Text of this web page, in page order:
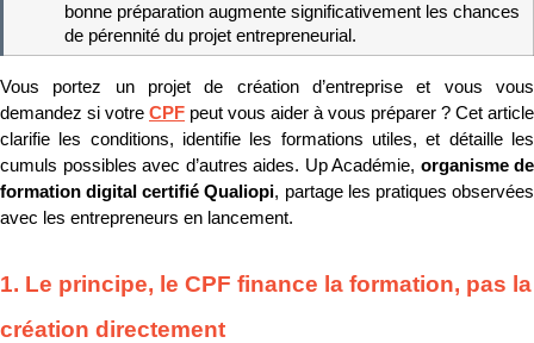
bonne préparation augmente significativement les chances
de pérennité du projet entrepreneurial.
Vous portez un projet de création d’entreprise et vous vous
demandez si votre CPF peut vous aider à vous préparer ? Cet article
clarifie les conditions, identifie les formations utiles, et détaille les
cumuls possibles avec d’autres aides. Up Académie, organisme de
formation digital certifié Qualiopi, partage les pratiques observées
avec les entrepreneurs en lancement.
1. Le principe, le CPF finance la formation, pas la
création directement